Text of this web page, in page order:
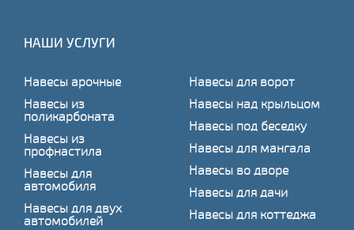
НАШИ УСЛУГИ
Навесы арочные
Навесы из
поликарбоната
Навесы из
профнастила
Навесы для
автомобиля
Навесы для двух
автомобилей
Навесы для ворот
Навесы над крыльцом
Навесы под беседку
Навесы для мангала
Навесы во дворе
Навесы для дачи
Навесы для коттеджа